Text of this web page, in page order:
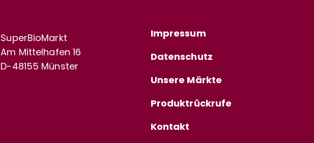
SuperBioMarkt
Am Mittelhafen 16
D-48155 Münster
Impressum
Datenschutz
Unsere Märkte
Produktrückrufe
Kontakt